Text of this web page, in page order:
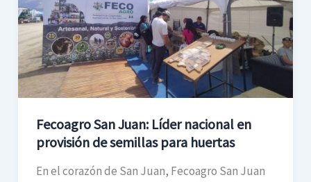
Fecoagro San Juan: Líder nacional en
provisión de semillas para huertas
En el corazón de San Juan, Fecoagro San Juan
Líder
nacional
en
provisión
de
para
huertas